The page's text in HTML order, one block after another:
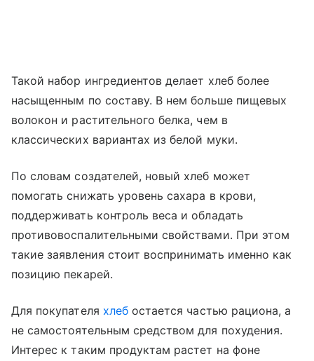
Такой набор ингредиентов делает хлеб более
насыщенным по составу. В нем больше пищевых
волокон и растительного белка, чем в
классических вариантах из белой муки.
По словам создателей, новый хлеб может
помогать снижать уровень сахара в крови,
поддерживать контроль веса и обладать
противовоспалительными свойствами. При этом
такие заявления стоит воспринимать именно как
позицию пекарей.
Для покупателя хлебостается частью рациона, а
не самостоятельным средством для похудения.
Интерес к таким продуктам растет на фоне